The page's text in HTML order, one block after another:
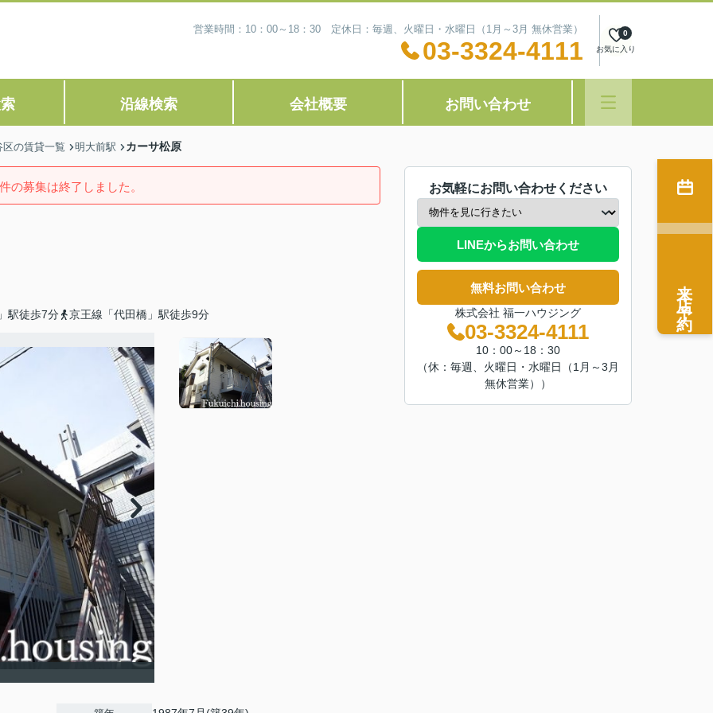
営業時間：10：00～18：30 定休日：毎週、火曜日・水曜日（1月～3月 無休営業）
03-3324-4111 お気に入り
0
沿線検索 会社概要 お問い合わせ
区の賃貸一覧 明大前駅 カーサ松原
の募集は終了しました。
駅徒歩7分 京王線「代田橋」駅徒歩9分
お気軽にお問い合わせください
LINEからお問い合わせ
無料お問い合わせ
株式会社 福一ハウジング
03-3324-4111
10：00～18：30
（休：毎週、火曜日・水曜日（1月～3月
無休営業））
来店予約